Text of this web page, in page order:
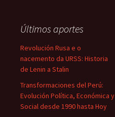
Últimos aportes
Revolución Rusa e o
nacemento da URSS: Historia
de Lenin a Stalin
Transformaciones del Perú:
Evolución Política, Económica y
Social desde 1990 hasta Hoy